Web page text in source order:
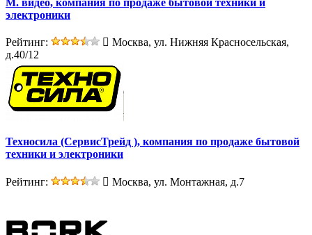
электроники
Рейтинг:
Москва, ул. Нижняя Красносельская,
д.40/12
Техносила (СервисТрейд ), компания по продаже бытовой
техники и электроники
Рейтинг: Москва, ул. Монтажная, д.7